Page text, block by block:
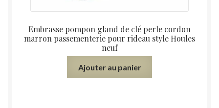
Embrasse pompon gland de clé perle cordon
marron passementerie pour rideau style Houles
neuf
Ajouter au panier